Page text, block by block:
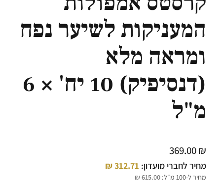
המעניקות לשיער נפח
ומראה מלא
(דנסיפיק) 10 יח' × 6
מ"ל
369.00₪
מחיר לחברי מועדון: 312.71
₪
מחיר ל-100 מ״ל: 615.00
₪